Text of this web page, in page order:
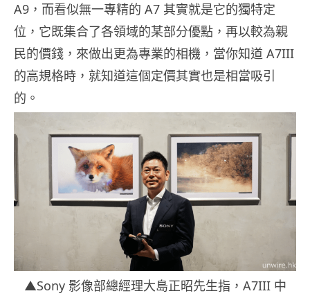
A9，而看似無一專精的 A7 其實就是它的獨特定
位，它既集合了各領域的某部分優點，再以較為親
民的價錢，來做出更為專業的相機，當你知道 A7III
的高規格時，就知道這個定價其實也是相當吸引
的。
▲Sony 影像部總經理大島正昭先生指，A7III 中